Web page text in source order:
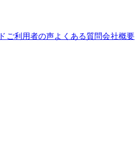
ご利用者の声よくある質問会社概要